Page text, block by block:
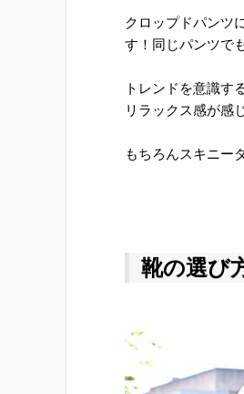
クロップドパンツ
す！同じパンツで
トレンドを意識す
リラックス感が感
もちろんスキニー
靴の選び